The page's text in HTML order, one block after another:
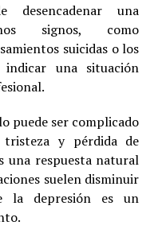
desencadenar una
signos, como
suicidas o los
indicar una situación
puede ser complicado
tristeza y pérdida de
una respuesta natural
suelen disminuir
la depresión es un